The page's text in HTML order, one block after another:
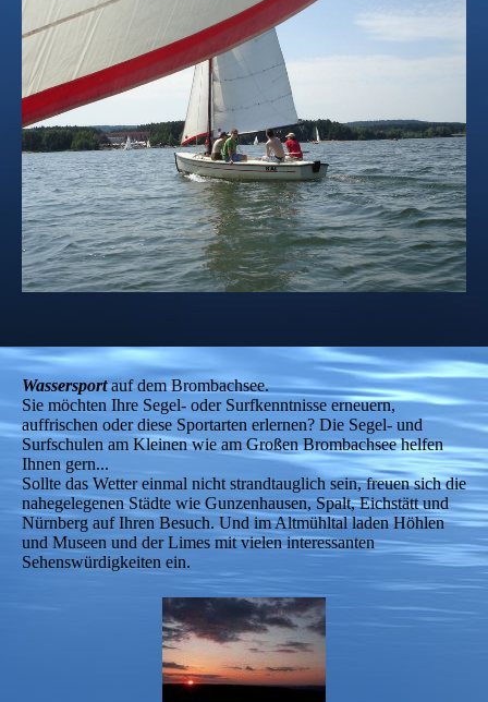
Wassersportauf dem Brombachsee.
Sie möchten Ihre Segel- oder Surfkenntnisse erneuern,
auffrischen oder diese Sportarten erlernen? Die Segel- und
Surfschulen am Kleinen wie am Großen Brombachsee helfen
Ihnen gern...
Sollte das Wetter einmal nicht strandtauglich sein, freuen sich die
nahegelegenen Städte wie Gunzenhausen, Spalt, Eichstätt und
Nürnberg auf Ihren Besuch. Und im Altmühltal laden Höhlen
und Museen und der Limes mit vielen interessanten
Sehenswürdigkeiten ein.